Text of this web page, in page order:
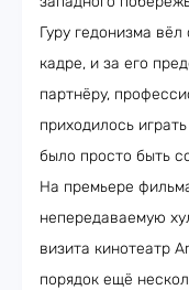
Гуру гедонизма
кадре, и за его
партнёру,
приходилось
было просто быть
На премьере
непередаваемую
визита кинотеатр
порядок ещё